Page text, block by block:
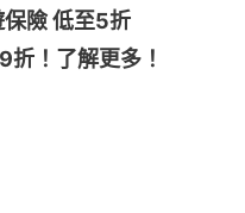
險 低至5折
折！了解更多！